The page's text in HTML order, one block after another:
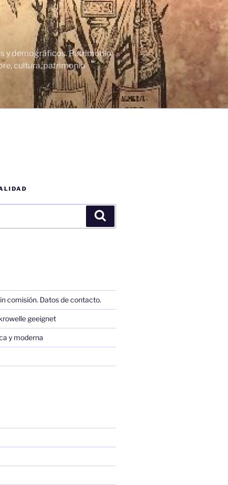
y demográficos. Patrimonio
cultura, patrimonio
comisión. Datos de contacto.
geeignet
y moderna